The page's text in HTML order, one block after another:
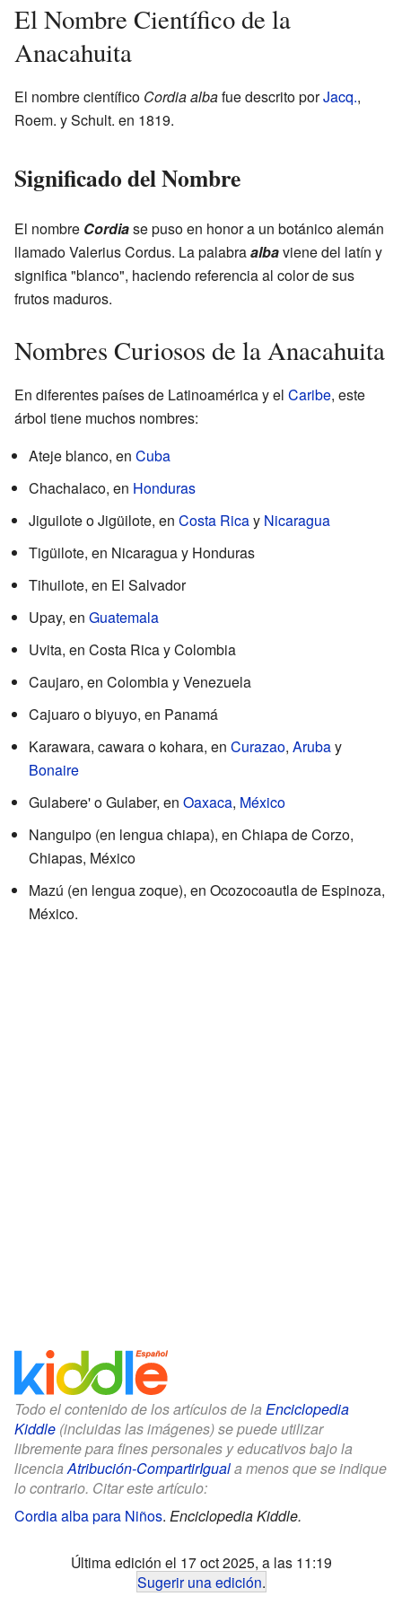
El Nombre Científico de la
Anacahuita
El nombre científico Cordia albafue descrito porJacq.,
Roem. y Schult. en 1819.
Significado del Nombre
El nombre Cordiase puso en honor a un botánico alemán
llamado Valerius Cordus. La palabraalbaviene del latín y
significa "blanco", haciendo referencia al color de sus
frutos maduros.
Nombres Curiosos de la Anacahuita
En diferentes países de Latinoamérica y el Caribe, este
árbol tiene muchos nombres:
Ateje blanco, en Cuba
Chachalaco, en Honduras
Jiguilote o Jigüilote, en Costa Ricay Nicaragua
Tigüilote, en Nicaragua y Honduras
Tihuilote, en El Salvador
Upay, en Guatemala
Uvita, en Costa Rica y Colombia
Caujaro, en Colombia y Venezuela
Cajuaro o biyuyo, en Panamá
Karawara, cawara o kohara, en Curazao, Arubay
Bonaire
Gulabere' o Gulaber, en Oaxaca, México
Nanguipo (en lengua chiapa), en Chiapa de Corzo,
Chiapas, México
Mazú (en lengua zoque), en Ocozocoautla de Espinoza,
México.
Todo el contenido de los artículos de la Enciclopedia
Kiddle (incluidas las imágenes) se puede utilizar
libremente para fines personales y educativos bajo la
licenciaAtribución-CompartirIguala menos que se indique
lo contrario. Citar este artículo:
Cordia alba para Niños. Enciclopedia Kiddle.
Última edición el 17 oct 2025, a las 11:19
Sugerir una edición.